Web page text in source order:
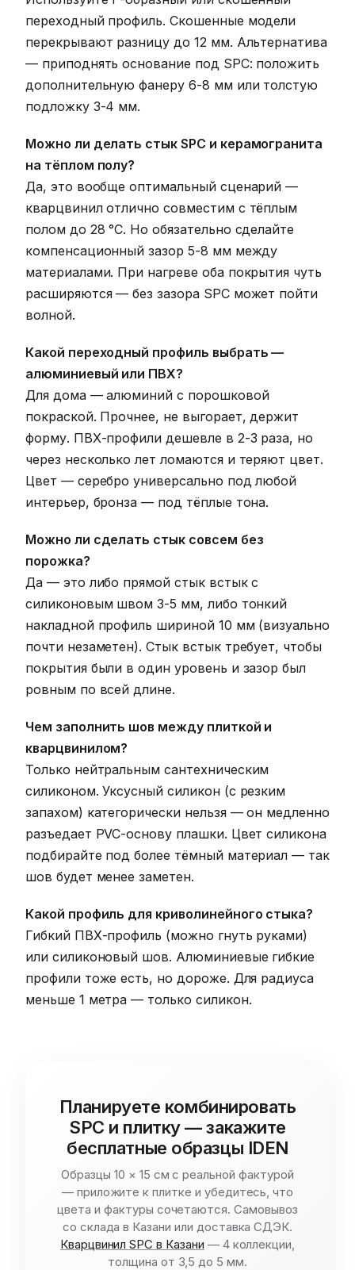
переходный профиль. Скошенные модели
перекрывают разницу до 12 мм. Альтернатива
— приподнять основание под SPC: положить
дополнительную фанеру 6-8 мм или толстую
подложку 3-4 мм.
Можно ли делать стык SPC и керамогранита
на тёплом полу?
Да, это вообще оптимальный сценарий —
кварцвинил отлично совместим с тёплым
полом до 28 °C. Но обязательно сделайте
компенсационный зазор 5-8 мм между
материалами. При нагреве оба покрытия чуть
расширяются — без зазора SPC может пойти
волной.
Какой переходный профиль выбрать —
алюминиевый или ПВХ?
Для дома — алюминий с порошковой
покраской. Прочнее, не выгорает, держит
форму. ПВХ-профили дешевле в 2-3 раза, но
через несколько лет ломаются и теряют цвет.
Цвет — серебро универсально под любой
интерьер, бронза — под тёплые тона.
Можно ли сделать стык совсем без
порожка?
Да — это либо прямой стык встык с
силиконовым швом 3-5 мм, либо тонкий
накладной профиль шириной 10 мм (визуально
почти незаметен). Стык встык требует, чтобы
покрытия были в один уровень и зазор был
ровным по всей длине.
Чем заполнить шов между плиткой и
кварцвинилом?
Только нейтральным сантехническим
силиконом. Уксусный силикон (с резким
запахом) категорически нельзя — он медленно
разъедает PVC-основу плашки. Цвет силикона
подбирайте под более тёмный материал — так
шов будет менее заметен.
Какой профиль для криволинейного стыка?
Гибкий ПВХ-профиль (можно гнуть руками)
или силиконовый шов. Алюминиевые гибкие
профили тоже есть, но дороже. Для радиуса
меньше 1 метра — только силикон.
Планируете комбинировать
SPC и плитку — закажите
бесплатные образцы IDEN
Образцы 10 × 15 см с реальной фактурой
— приложите к плитке и убедитесь, что
цвета и фактуры сочетаются. Самовывоз
со склада в Казани или доставка СДЭК.
Кварцвинил SPC в Казани — 4 коллекции,
толщина от 3,5 до 5 мм.